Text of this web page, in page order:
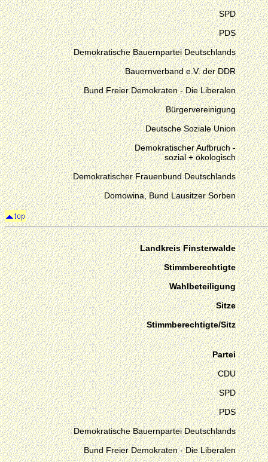
SPD
PDS
Demokratische Bauernpartei Deutschlands
Bauernverband e.V. der DDR
Bund Freier Demokraten - Die Liberalen
Bürgervereinigung
Deutsche Soziale Union
Demokratischer Aufbruch -
sozial + ökologisch
Demokratischer Frauenbund Deutschlands
Domowina, Bund Lausitzer Sorben
Landkreis Finsterwalde
Stimmberechtigte
Wahlbeteiligung
Sitze
Stimmberechtigte/Sitz
Partei
CDU
SPD
PDS
Demokratische Bauernpartei Deutschlands
Bund Freier Demokraten - Die Liberalen